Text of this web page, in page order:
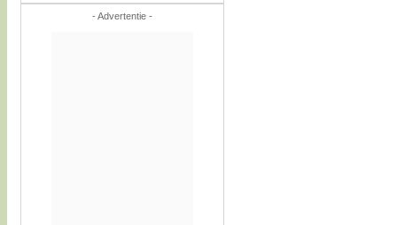
- Advertentie -